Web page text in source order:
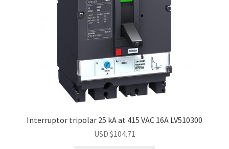
Interruptor tripolar 25 kA at 415 VAC 16A LV510300
USD $104.71